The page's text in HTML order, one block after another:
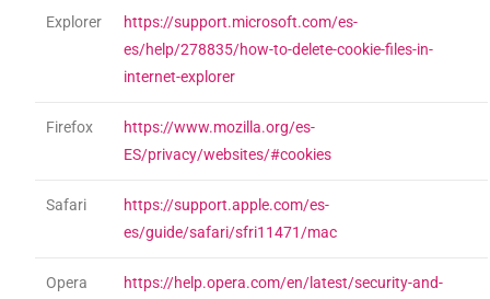
Explorer
https://support.microsoft.com/es-
es/help/278835/how-to-delete-cookie-files-in-
internet-explorer
Firefox
https://www.mozilla.org/es-
ES/privacy/websites/#cookies
Safari
https://support.apple.com/es-
es/guide/safari/sfri11471/mac
Opera
https://help.opera.com/en/latest/security-and-